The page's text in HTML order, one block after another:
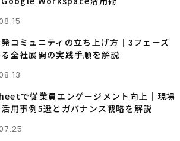
コミュニティの立ち上げ方｜3フェーズ
全社展開の実践手順を解説
で従業員エンゲージメント向上｜現場
用事例5選とガバナンス戦略を解説